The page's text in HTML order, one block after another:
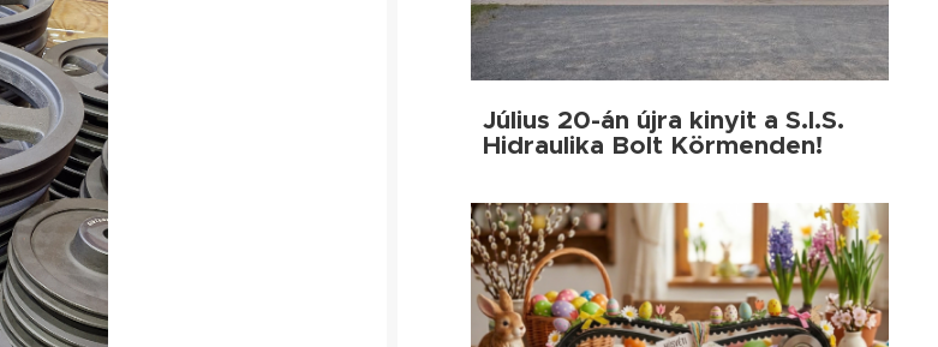
Július 20-án újra kinyit a S.I.S.
Hidraulika Bolt Körmenden!